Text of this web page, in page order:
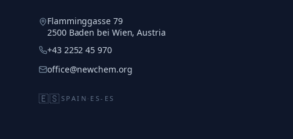
Flamminggasse 79
2500 Baden bei Wien, Austria
+43 2252 45 970
office@newchem.org
🇪🇸 SPAIN · ES-ES